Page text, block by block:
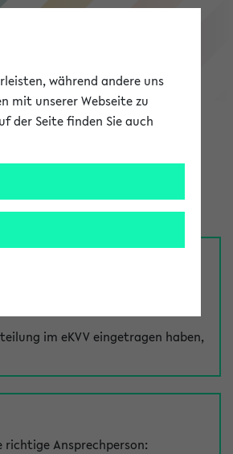
eKVV
im eKVV eingetragen haben,
richtige Ansprechperson:
während andere uns
mit unserer Webseite zu
der Seite finden Sie auch